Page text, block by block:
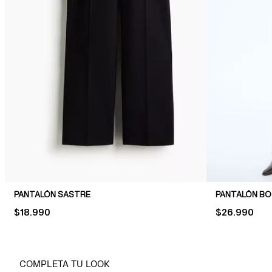
PANTALÓN SASTRE
PRICE:
$18.990
PANTALÓN
PRICE:
$26.990
COMPLETA TU LOOK